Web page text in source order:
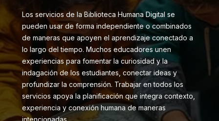
Los servicios de la Biblioteca Humana Digital se
pueden usar de forma independiente o combinados
de maneras que apoyen el aprendizaje conectado a
lo largo del tiempo. Muchos educadores unen
experiencias para fomentar la curiosidad y la
indagación de los estudiantes, conectar ideas y
profundizar la comprensión. Trabajar en todos los
servicios apoya la planificación que integra contexto,
experiencia y conexión humana de maneras
intencionadas.